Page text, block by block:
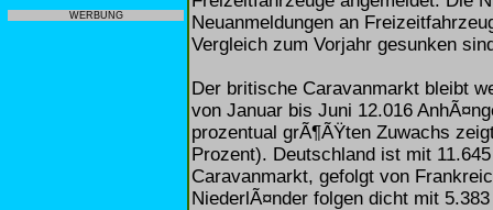
WERBUNG
Neuanmeldungen an
Vergleich zum Vorjahr gesunken
Der britische Caravanmarkt bleibt
von Januar bis Juni 12.016
prozentual grÃ¶ÃŸten Zuwachs
Prozent). Deutschland ist mit
Caravanmarkt, gefolgt von
NiederlÃ¤nder folgen dicht mit